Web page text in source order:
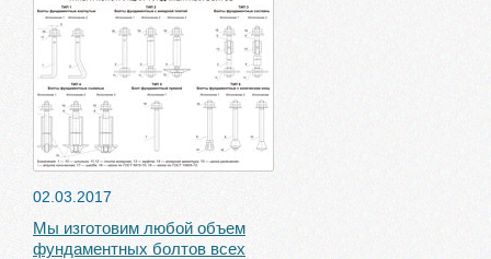
02.03.2017
Мы изготовим любой объем
фундаментных болтов всех